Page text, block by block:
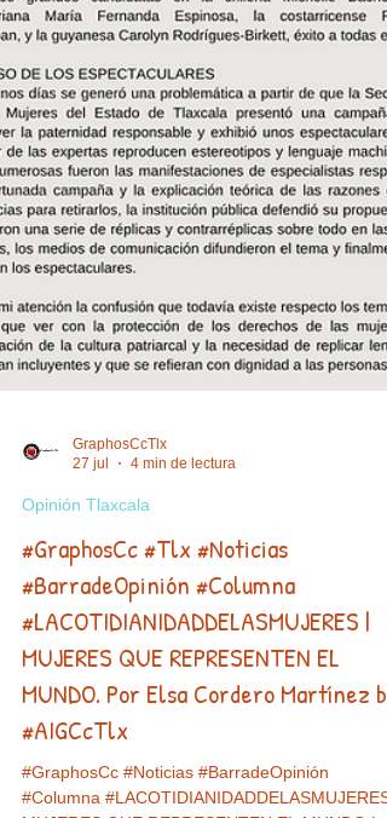
GraphosCcTlx
#GraphosCc #Tlx #Noticias
#BarradeOpinión #Columna
#LACOTIDIANIDADDELASMUJERES |